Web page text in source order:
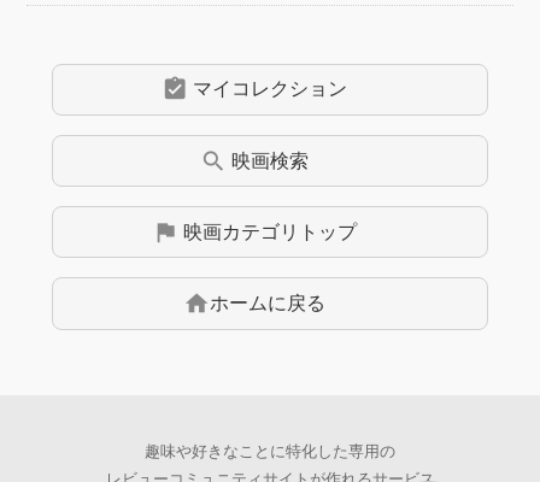
assignment_turned_in マイコレクション
search 映画検索
flag 映画カテゴリトップ
homeホームに戻る
趣味や好きなことに特化した専用の